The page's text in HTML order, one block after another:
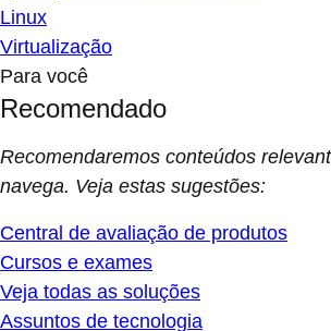
Linux
Virtualização
Para você
Recomendado
Recomendaremos conteúdos
navega. Veja estas sugestões:
Central de avaliação de produtos
Cursos e exames
Veja todas as soluções
Assuntos de tecnologia